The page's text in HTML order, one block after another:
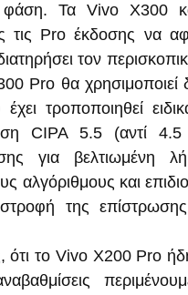
Τα Vivo X300
τις Pro έκδοσης να
τον
Pro θα χρησιμοποιεί
τροποποιηθεί
CIPA 5.5 (αντί
για βελτιωμένη
αλγόριθμους και
της
το Vivo X200 Pro